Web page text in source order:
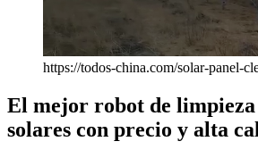
https://todos-china.com/solar-panel-
El mejor robot de limpieza
solares con precio y alta